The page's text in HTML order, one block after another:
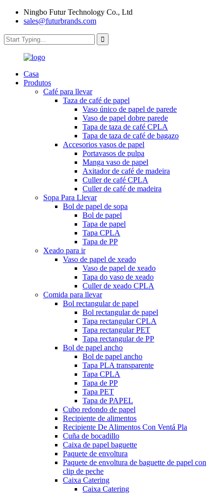
Ningbo Futur Technology Co., Ltd
sales@futurbrands.com
Casa
Produtos
Café para llevar
Taza de café de papel
Vaso único de papel de parede
Vaso de papel dobre parede
Tapa de taza de café CPLA
Tapa de taza de café de bagazo
Accesorios vasos de papel
Portavasos de pulpa
Manga vaso de papel
Axitador de café de madeira
Culler de café CPLA
Culler de café de madeira
Sopa Para Llevar
Bol de papel de sopa
Bol de papel
Tapa de papel
Tapa CPLA
Tapa de PP
Xeado para ir
Vaso de papel de xeado
Vaso de papel de xeado
Tapa do vaso de xeado
Culler de xeado CPLA
Comida para llevar
Bol rectangular de papel
Bol rectangular de papel
Tapa rectangular CPLA
Tapa rectangular PET
Tapa rectangular de PP
Bol de papel ancho
Bol de papel ancho
Tapa PLA transparente
Tapa CPLA
Tapa de PP
Tapa PET
Tapa de PAPEL
Cubo redondo de papel
Recipiente de alimentos
Recipiente De Alimentos Con Ventá Pla
Cuña de bocadillo
Caixa de papel baguette
Paquete de envoltura
Paquete de envoltura de baguette de papel con
clip de peche
Caixa Catering
Caixa Catering